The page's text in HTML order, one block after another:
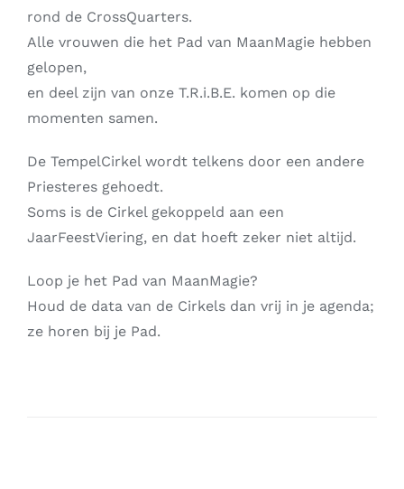
rond de CrossQuarters.
Alle vrouwen die het Pad van MaanMagie hebben
gelopen,
en deel zijn van onze T.R.i.B.E. komen op die
momenten samen.
De TempelCirkel wordt telkens door een andere
Priesteres gehoedt.
Soms is de Cirkel gekoppeld aan een
JaarFeestViering, en dat hoeft zeker niet altijd.
Loop je het Pad van MaanMagie?
Houd de data van de Cirkels dan vrij in je agenda;
ze horen bij je Pad.